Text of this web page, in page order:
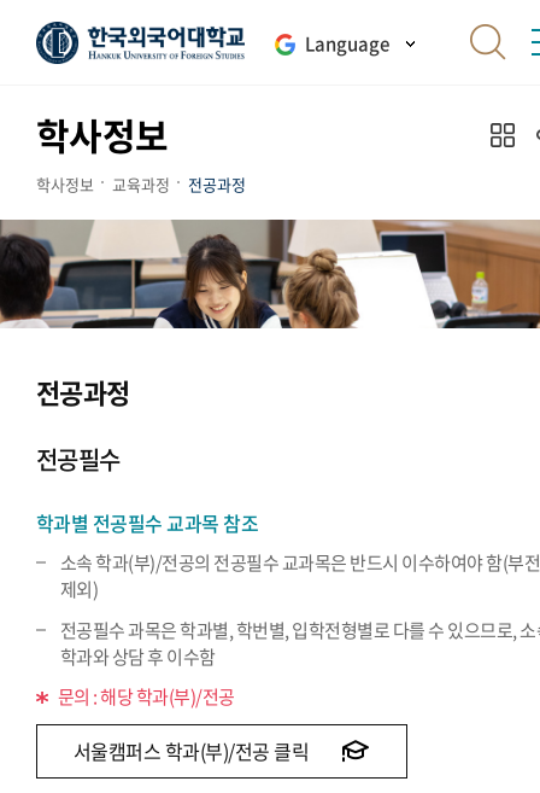
Language
학사정보
학사정보 교육과정 전공과정
전공과정
전공필수
학과별 전공필수 교과목 참조
소속 학과(부)/전공의 전공필수 교과목은 반드시 이수하여야 함(부
제외)
전공필수 과목은 학과별, 학번별, 입학전형별로 다를 수 있으므로,
학과와 상담 후 이수함
문의 : 해당 학과(부)/전공
서울캠퍼스 학과(부)/전공 클릭